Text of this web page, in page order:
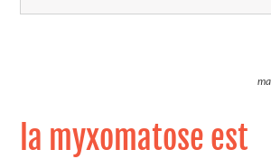
la myxomatose est